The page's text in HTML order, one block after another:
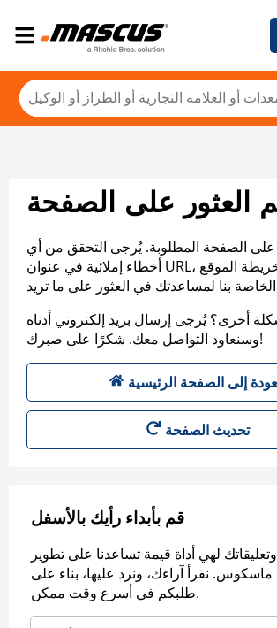
العثور على الصفحة
على الصفحة المطلوبة. يُرجى التحقق من أي
أخطاء إملائية في عنوان URL، أو عرض خريطة الموقع
أخرى؟ يُرجى إرسال بريد إلكتروني أدناه
وسنعاود التواصل معك. شكرًا على صبرك!
إلى الصفحة الرئيسية
تحديث الصفحة
قم بأبداء رأيك بالأسفل
لهي أداة قيمة تساعدنا على تطوير
نقرأ آراءك، ونرد عليها، بناء على
طلبكم في أسرع وقت ممكن.